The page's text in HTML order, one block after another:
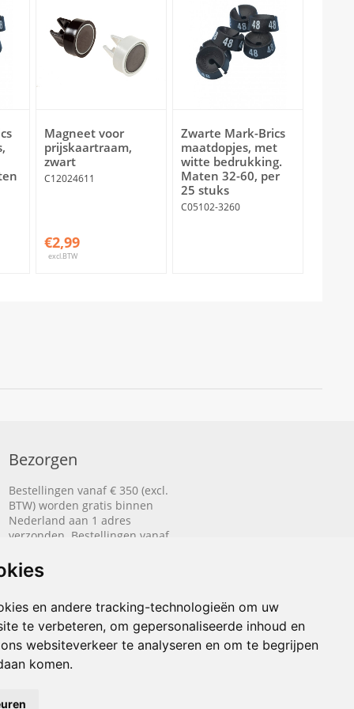
en andere tracking-technologieën om uw
te verbeteren, om gepersonaliseerde inhoud en
websiteverkeer te analyseren en om te begrijpen
komen.
Magneet voor
prijskaartraam,
zwart
C12024611
€2,99
excl.BTW
Zwarte Mark-Brics
maatdopjes, met
witte bedrukking.
Maten 32-60, per
25 stuks
C05102-3260
Bezorgen
Bestellingen vanaf € 350 (excl.
BTW) worden gratis binnen
Nederland aan 1 adres
verzonden. Bestellingen vanaf
gratis naar België aan 1 adres
verzonden.
Lees hier hoe het bezorgen
werkt.